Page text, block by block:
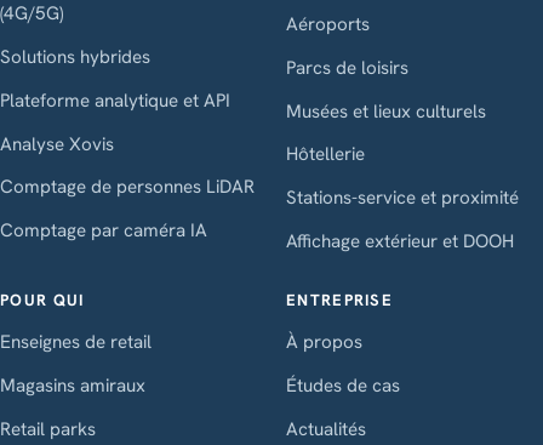
(4G/5G)
Solutions hybrides
Plateforme analytique et API
Analyse Xovis
Comptage de personnes LiDAR
Comptage par caméra IA
Aéroports
Parcs de loisirs
Musées et lieux culturels
Hôtellerie
Stations-service et proximité
Affichage extérieur et DOOH
POUR QUI
Enseignes de retail
Magasins amiraux
Retail parks
ENTREPRISE
À propos
Études de cas
Actualités